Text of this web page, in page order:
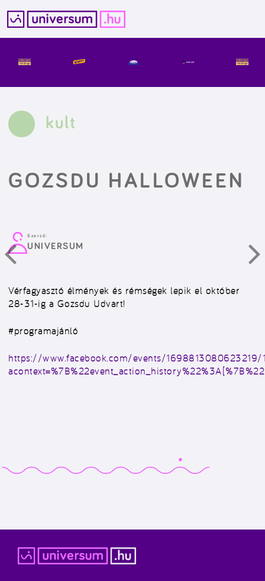
tartalomba
kult
GOZSDU HALLOWEEN
Szerző:
UNIVERSUM
Vérfagyasztó élmények és rémségek lepik el október
28-31-ig a Gozsdu Udvart!
#programajánló
https://www.facebook.com/events/